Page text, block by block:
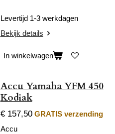
Levertijd 1-3 werkdagen
Bekijk details
In winkelwagen
Accu Yamaha YFM 450
Kodiak
€ 157,50 GRATIS verzending
Accu